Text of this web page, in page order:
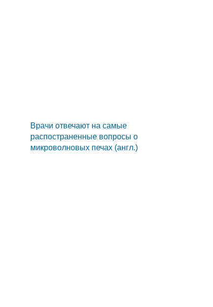
Врачи отвечают на самые
распостраненные вопросы о
микроволновых печах (англ.)